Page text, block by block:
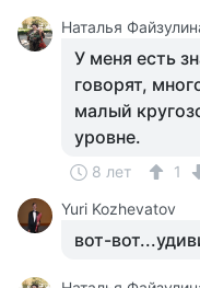
Наталья
У меня есть
говорят,
малый
уровне.
8 лет
1
Yuri Kozhevatov
вот-